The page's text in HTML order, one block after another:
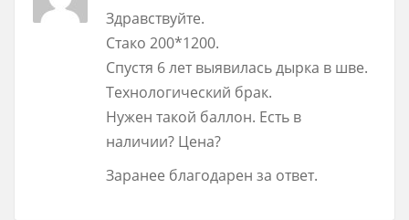
Здравствуйте.
Стако 200*1200.
Спустя 6 лет выявилась дырка в шве.
Технологический брак.
Нужен такой баллон. Есть в
наличии? Цена?
Заранее благодарен за ответ.